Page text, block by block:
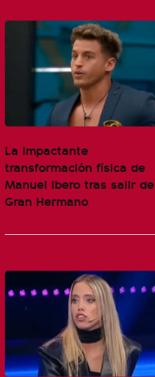
La impactante
transformación física de
Manuel Ibero tras salir de
Gran Hermano